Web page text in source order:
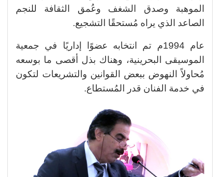
الموهبة وصدق الشغف وعُمق الثقافة للنجم
الصاعد الذي يراه مُستحقًا التشجيع.
عام 1994م تم انتخابه عضوًا إداريًا في جمعية
الموسيقى البحرينية، وهناك بذل أقصى ما بوسعه
مُحاولاً النهوض ببعض القوانين والتشريعات لتكون
في خدمة الفنان قدر المُستطاع.